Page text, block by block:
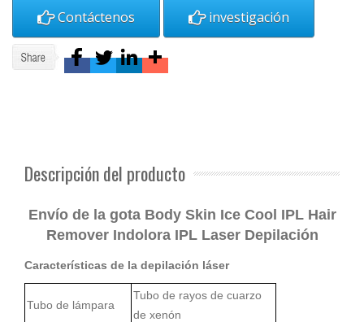
Contáctenos investigación
Descripción del producto
Envío de la gota Body Skin Ice Cool IPL Hair
Remover Indolora IPL Laser Depilación
Características de la depilación láser
Tubo de lámpara
Tubo de rayos de cuarzo
de xenón